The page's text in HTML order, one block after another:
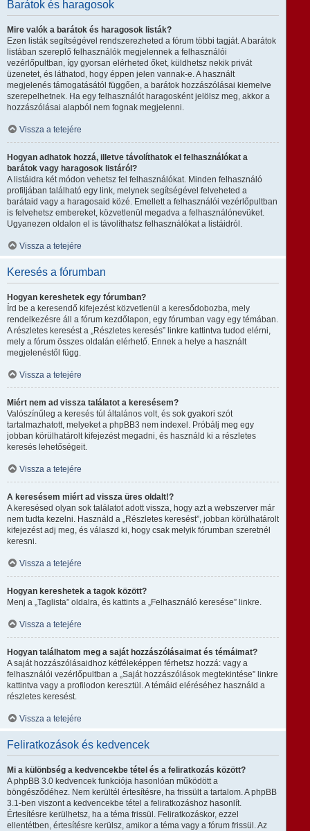
Barátok és haragosok
Mire valók a barátok és haragosok listák?
Ezen listák segítségével rendszerezheted a fórum többi tagját. A barátok
listában szereplő felhasználók megjelennek a felhasználói
vezérlőpultban, így gyorsan elérheted őket, küldhetsz nekik privát
üzenetet, és láthatod, hogy éppen jelen vannak-e. A használt
megjelenés támogatásától függően, a barátok hozzászólásai kiemelve
szerepelhetnek. Ha egy felhasználót haragosként jelölsz meg, akkor a
hozzászólásai alapból nem fognak megjelenni.
Vissza a tetejére
Hogyan adhatok hozzá, illetve távolíthatok el felhasználókat a
barátok vagy haragosok listáról?
A listáidra két módon vehetsz fel felhasználókat. Minden felhasználó
profiljában található egy link, melynek segítségével felveheted a
barátaid vagy a haragosaid közé. Emellett a felhasználói vezérlőpultban
is felvehetsz embereket, közvetlenül megadva a felhasználónevüket.
Ugyanezen oldalon el is távolíthatsz felhasználókat a listáidról.
Vissza a tetejére
Keresés a fórumban
Hogyan kereshetek egy fórumban?
Írd be a keresendő kifejezést közvetlenül a keresődobozba, mely
rendelkezésre áll a fórum kezdőlapon, egy fórumban vagy egy témában.
A részletes keresést a „Részletes keresés” linkre kattintva tudod elérni,
mely a fórum összes oldalán elérhető. Ennek a helye a használt
megjelenéstől függ.
Vissza a tetejére
Miért nem ad vissza találatot a keresésem?
Valószínűleg a keresés túl általános volt, és sok gyakori szót
tartalmazhatott, melyeket a phpBB3 nem indexel. Próbálj meg egy
jobban körülhatárolt kifejezést megadni, és használd ki a részletes
keresés lehetőségeit.
Vissza a tetejére
A keresésem miért ad vissza üres oldalt!?
A keresésed olyan sok találatot adott vissza, hogy azt a webszerver már
nem tudta kezelni. Használd a „Részletes keresést”, jobban körülhatárolt
kifejezést adj meg, és válaszd ki, hogy csak melyik fórumban szeretnél
keresni.
Vissza a tetejére
Hogyan kereshetek a tagok között?
Menj a „Taglista” oldalra, és kattints a „Felhasználó keresése” linkre.
Vissza a tetejére
Hogyan találhatom meg a saját hozzászólásaimat és témáimat?
A saját hozzászólásaidhoz kétféleképpen férhetsz hozzá: vagy a
felhasználói vezérlőpultban a „Saját hozzászólások megtekintése” linkre
kattintva vagy a profilodon keresztül. A témáid eléréséhez használd a
részletes keresést.
Vissza a tetejére
Feliratkozások és kedvencek
Mi a különbség a kedvencekbe tétel és a feliratkozás között?
A phpBB 3.0 kedvencek funkciója hasonlóan működött a
böngésződéhez. Nem kerültél értesítésre, ha frissült a tartalom. A phpBB
3.1-ben viszont a kedvencekbe tétel a feliratkozáshoz hasonlít.
Értesítésre kerülhetsz, ha a téma frissül. Feliratkozáskor, ezzel
ellentétben, értesítésre kerülsz, amikor a téma vagy a fórum frissül. Az